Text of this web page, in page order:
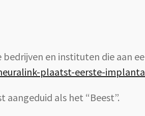
en instituten die aan
plaatst-eerste-
als het “Beest”.